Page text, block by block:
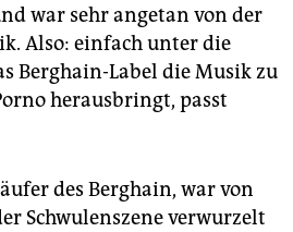
war sehr angetan von der
Also: einfach unter die
Berghain-Label die Musik zu
herausbringt, passt
des Berghain, war von
Schwulenszene verwurzelt